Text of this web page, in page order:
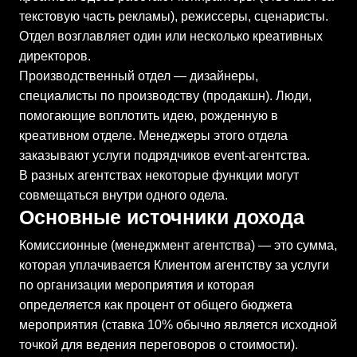
текстовую часть рекламы), режиссеры, сценаристы.
Отдел возглавляет один или несколько креативных
директоров.
Производственный отдел — дизайнеры,
специалисты по производству (продакшн). Люди,
помогающие воплотить идею, рожденную в
креативном отделе. Менеджеры этого отдела
заказывают услуги подрядчиков event-агентства.
В разных агентствах некоторые функции могут
совмещаться внутри одного одела.
Основные источники дохода
Комиссионные (менеджмент агентства) — это сумма,
которая уплачивается Клиентом агентству за услуги
по организации мероприятия и которая
определяется как процент от общего бюджета
мероприятия (ставка 10% обычно является исходной
точкой для ведения переговоров о стоимости).